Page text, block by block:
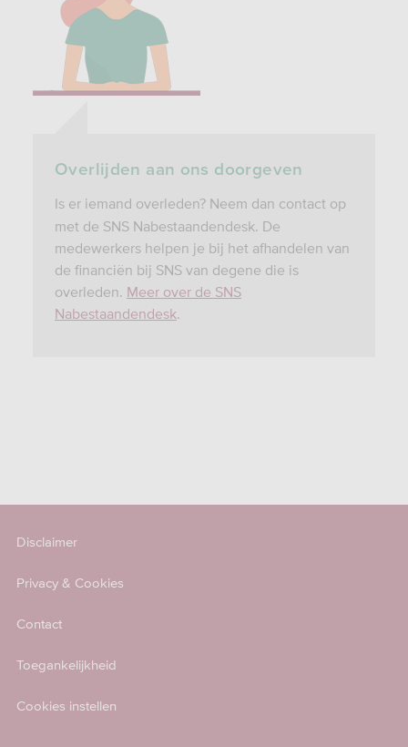
Overlijden aan ons doorgeven
Is er iemand overleden? Neem dan contact op
met de SNS Nabestaandendesk. De
medewerkers helpen je bij het afhandelen van
de financiën bij SNS van degene die is
overleden. Meer over de SNS
Nabestaandendesk.
Disclaimer
Privacy & Cookies
Contact
Toegankelijkheid
Cookies instellen